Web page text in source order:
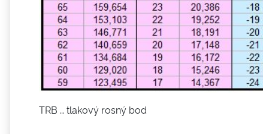
TRB … tlakový rosný bod